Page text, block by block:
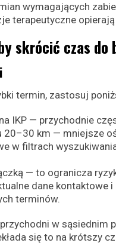
wymagających
terapeutyczne
skrócić czas do
termin, zastosuj
IKP — przychodnie
20–30 km — mniejsze
w filtrach
— to ogranicza
dane
terminów.
w
się to na krótszy